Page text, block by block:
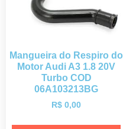
Mangueira do Respiro do
Motor Audi A3 1.8 20V
Turbo COD
06A103213BG
R$ 0,00